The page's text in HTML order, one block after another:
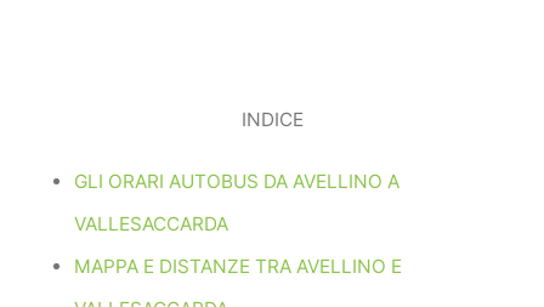
INDICE
GLI ORARI AUTOBUS DA AVELLINO A
VALLESACCARDA
MAPPA E DISTANZE TRA AVELLINO E